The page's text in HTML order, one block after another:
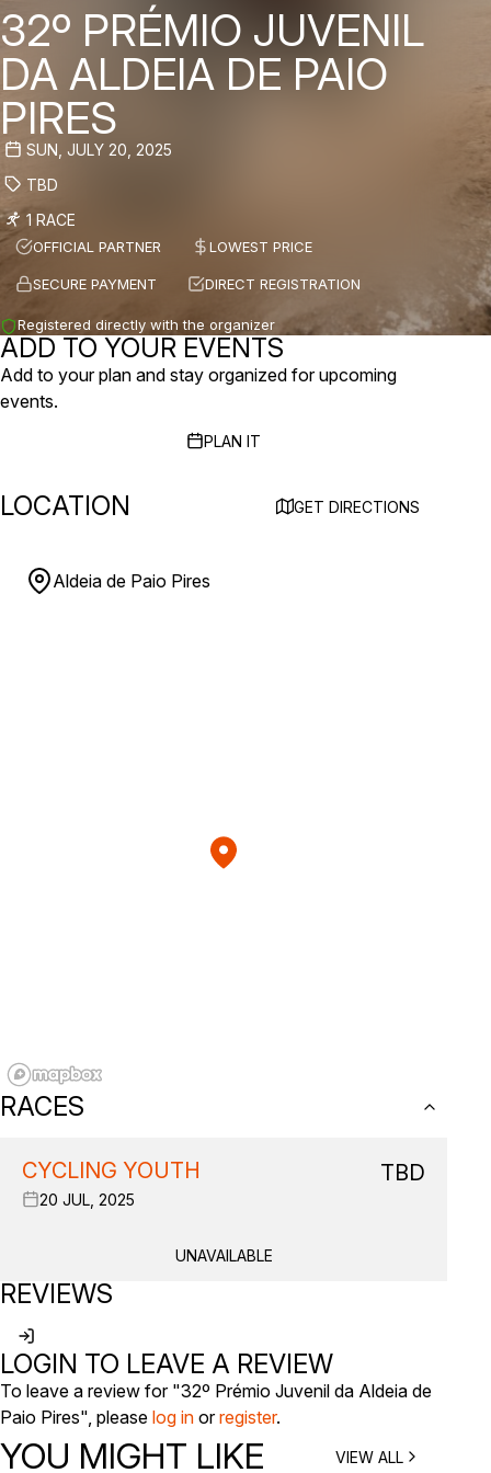
32º PRÉMIO JUVENIL
DA ALDEIA DE PAIO
PIRES
SUN, JULY 20, 2025
TBD
1 RACE
OFFICIAL PARTNER LOWEST PRICE
SECURE PAYMENT DIRECT REGISTRATION
Registered directly with the organizer
ADD TO YOUR EVENTS
Add to your plan and stay organized for upcoming
events.
PLAN IT
LOCATION GET DIRECTIONS
Aldeia de Paio Pires
RACES
CYCLING YOUTH
20 JUL, 2025
TBD
UNAVAILABLE
REVIEWS
LOGIN TO LEAVE A REVIEW
To leave a review for "32º Prémio Juvenil da Aldeia de
Paio Pires", please log in orregister.
YOU MIGHT LIKE VIEW ALL